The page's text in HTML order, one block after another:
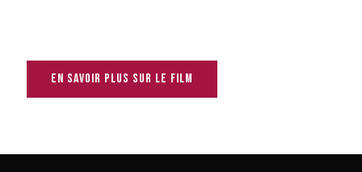
En savoir plus sur le film